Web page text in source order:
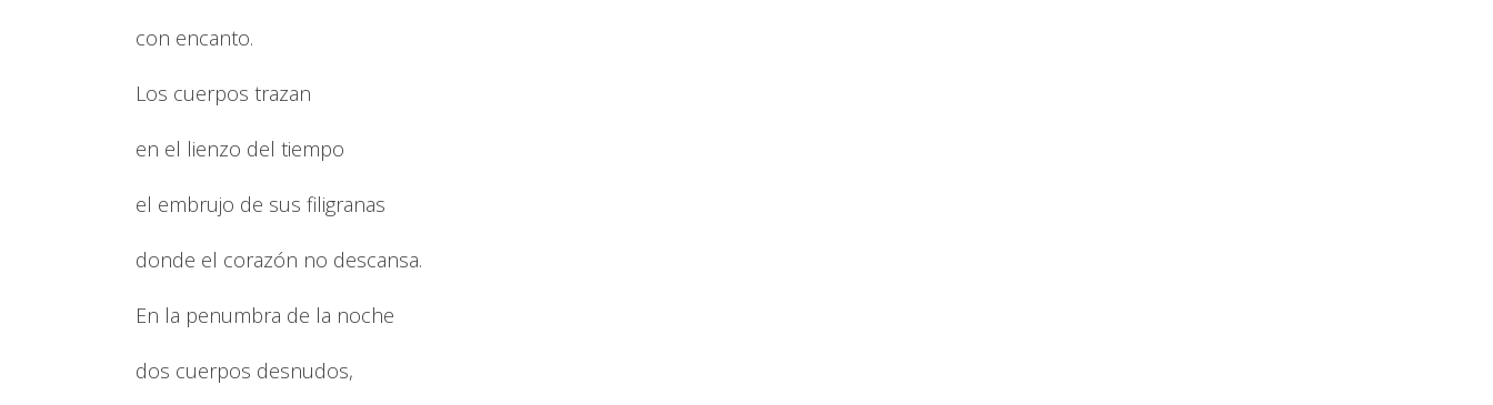
con encanto.
Los cuerpos trazan
en el lienzo del tiempo
el embrujo de sus filigranas
donde el corazón no descansa.
En la penumbra de la noche
dos cuerpos desnudos,